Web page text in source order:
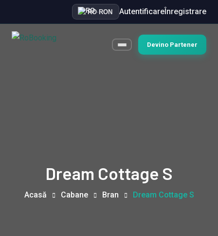
RO·RON AutentificareÎnregistrare
Devino Partener
Dream Cottage S
Acasă Cabane Bran Dream Cottage S